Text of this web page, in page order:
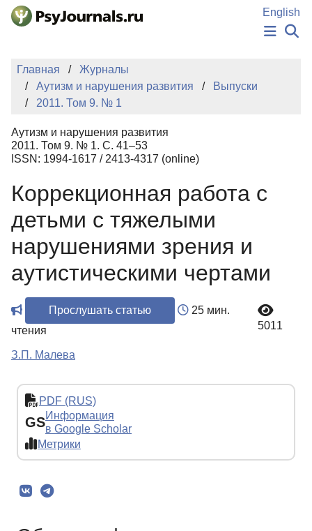
Перейти к основному содержанию
English
НОВОСТИ
АВТОРЫ
КЛЮЧЕВЫЕ СЛОВА
Регистрация
Главная
Журналы
Аутизм и нарушения развития
Выпуски
2011. Том 9. № 1
Аутизм и нарушения развития
2011. Том 9. № 1. С. 41–53
ISSN: 1994-1617 / 2413-4317 (online)
Коррекционная работа с
детьми с тяжелыми
нарушениями зрения и
аутистическими чертами
Прослушать статью
25 мин.
чтения
5011
З.П. Малева
PDF (RUS)
GSИнформация
в Google Scholar
Метрики